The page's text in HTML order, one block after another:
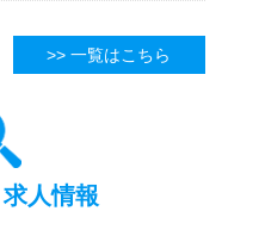
>> 一覧はこちら
人情報